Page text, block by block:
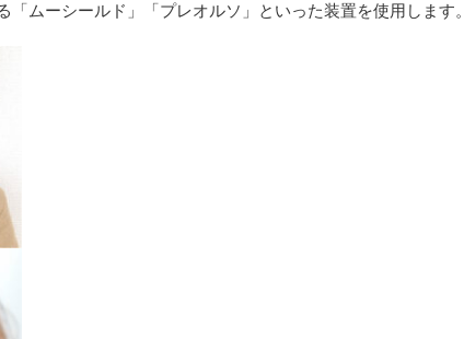
ムーシールド」「プレオルソ」といった装置を使用します。